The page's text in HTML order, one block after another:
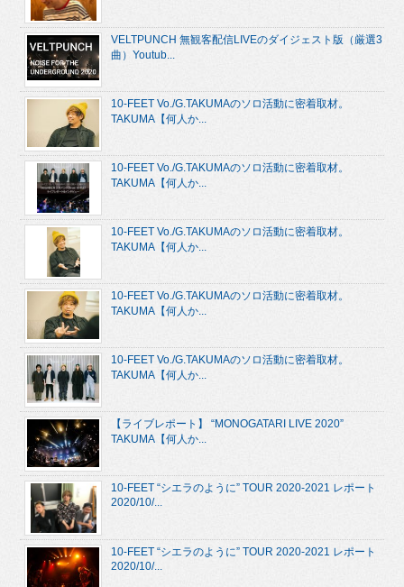
VELTPUNCH 無観客配信LIVEのダイジェスト版（厳選3
曲）Youtub...
10-FEET Vo./G.TAKUMAのソロ活動に密着取材。
TAKUMA【何人か...
10-FEET Vo./G.TAKUMAのソロ活動に密着取材。
TAKUMA【何人か...
10-FEET Vo./G.TAKUMAのソロ活動に密着取材。
TAKUMA【何人か...
10-FEET Vo./G.TAKUMAのソロ活動に密着取材。
TAKUMA【何人か...
10-FEET Vo./G.TAKUMAのソロ活動に密着取材。
TAKUMA【何人か...
【ライブレポート】 “MONOGATARI LIVE 2020”
TAKUMA【何人か...
10-FEET “シエラのように” TOUR 2020-2021 レポート
2020/10/...
10-FEET “シエラのように” TOUR 2020-2021 レポート
2020/10/...